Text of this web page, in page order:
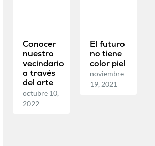
Conocer
nuestro
vecindario
a través
del arte
octubre 10,
2022
El futuro
no tiene
color piel
noviembre
19, 2021